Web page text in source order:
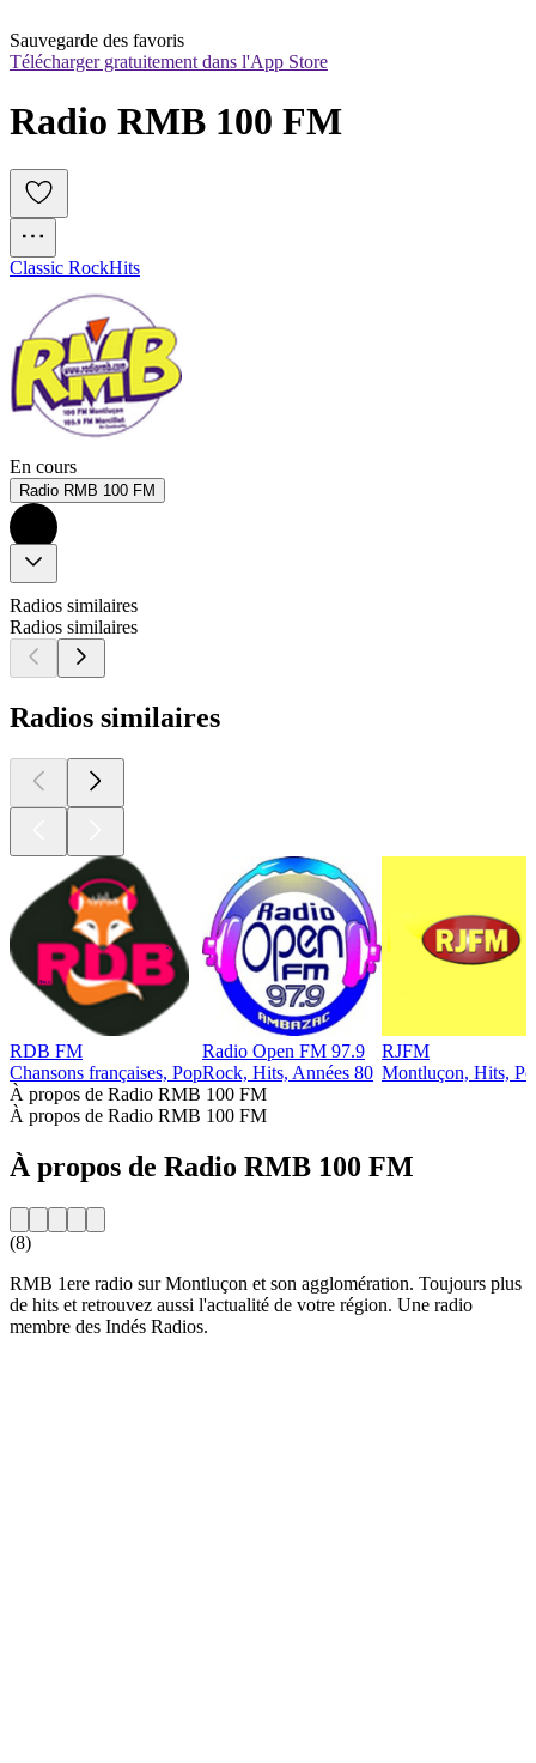
Sauvegarde des favoris
Télécharger gratuitement dans l'App Store
Radio RMB 100 FM
Classic RockHits
En cours
Radio RMB 100 FM
Radios similaires
Radios similaires
Radios similaires
RDB FM
Chansons françaises, Pop
Radio Open FM 97.9
Rock, Hits, Années 80
RJFM
Montluçon, Hits,
À propos de Radio RMB 100 FM
À propos de Radio RMB 100 FM
À propos de Radio RMB 100 FM
(8)
RMB 1ere radio sur Montluçon et son agglomération. Toujours plus
de hits et retrouvez aussi l'actualité de votre région. Une radio
membre des Indés Radios.